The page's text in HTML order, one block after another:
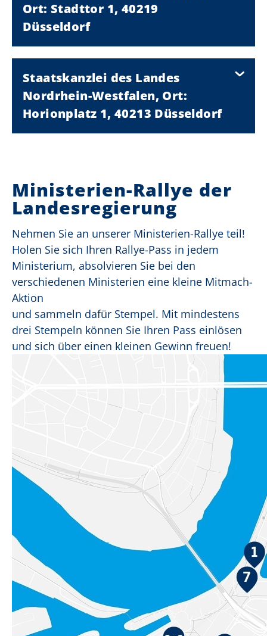
Ort: Stadttor 1, 40219
Düsseldorf
Staatskanzlei des Landes
Nordrhein-Westfalen, Ort:
Horionplatz 1, 40213 Düsseldorf
Ministerien-Rallye der
Landesregierung
Nehmen Sie an unserer Ministerien-Rallye teil!
Holen Sie sich Ihren Rallye-Pass in jedem
Ministerium, absolvieren Sie bei den
verschiedenen Ministerien eine kleine Mitmach-
Aktion
und sammeln dafür Stempel. Mit mindestens
drei Stempeln können Sie Ihren Pass einlösen
und sich über einen kleinen Gewinn freuen!